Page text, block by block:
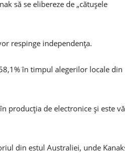
să se elibereze de „cătușele
respinge independența.
în timpul alegerilor locale din
producția de electronice și este
din estul Australiei, unde